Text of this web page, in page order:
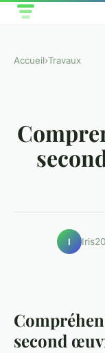
Accueil›Travaux
I Iris
second